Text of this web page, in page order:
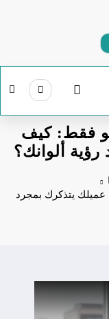
فقط: كيف
ألوانك؟
يتذكرك بمجرد